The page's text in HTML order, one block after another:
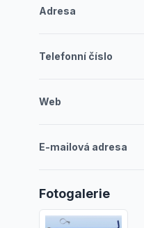
Adresa
Telefonní číslo
Web
E-mailová adresa
Fotogalerie